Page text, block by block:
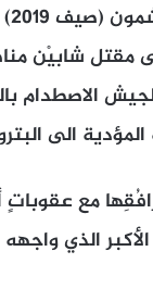
شابيْن
2019 التي رفض فيها
المؤدية الى
مع عقوباتٍ
الذي